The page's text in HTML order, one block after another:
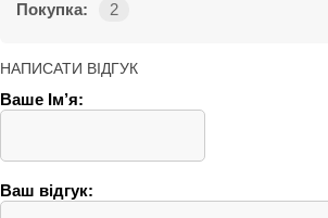
Покупка: 2
НАПИСАТИ ВІДГУК
Ваше Ім’я:
Ваш відгук: